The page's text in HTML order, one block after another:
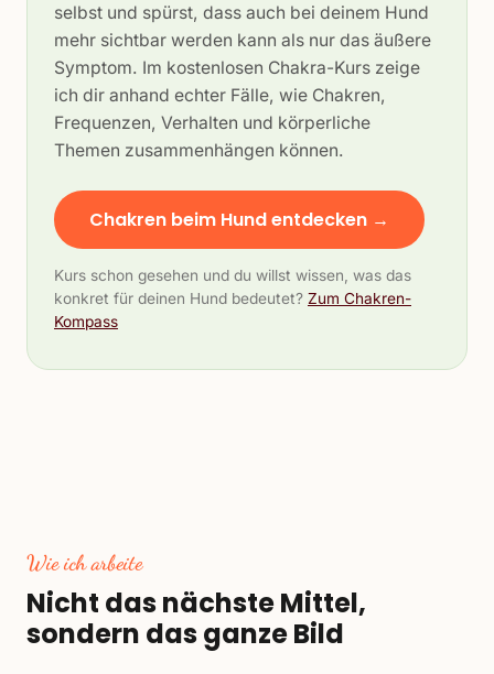
selbst und spürst, dass auch bei deinem Hund
mehr sichtbar werden kann als nur das äußere
Symptom. Im kostenlosen Chakra-Kurs zeige
ich dir anhand echter Fälle, wie Chakren,
Frequenzen, Verhalten und körperliche
Themen zusammenhängen können.
Chakren beim Hund entdecken →
Kurs schon gesehen und du willst wissen, was das
konkret für deinen Hund bedeutet? Zum Chakren-
Kompass
Wie ich arbeite
Nicht das nächste Mittel,
sondern das ganze Bild